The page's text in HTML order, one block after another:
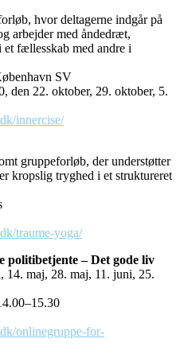
hvor deltagerne indgår på
arbejder med åndedræt,
fællesskab med andre i
SV
den 22. oktober, 29. oktober, 5.
innercise/
gruppeforløb, der understøtter
kropslig tryghed i et struktureret
traume-yoga/
politibetjente – Det gode liv
14. maj, 28. maj, 11. juni, 25.
onlinegruppe-for-